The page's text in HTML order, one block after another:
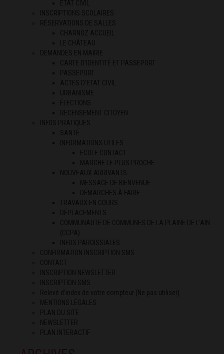
ÉTAT CIVIL
INSCRIPTIONS SCOLAIRES
RÉSERVATIONS DE SALLES
CHARNOZ ACCUEIL
LE CHÂTEAU
DEMANDES EN MAIRIE
CARTE D’IDENTITÉ ET PASSEPORT
PASSEPORT
ACTES D’ETAT CIVIL
URBANISME
ÉLECTIONS
RECENSEMENT CITOYEN
INFOS PRATIQUES
SANTÉ
INFORMATIONS UTILES
ECOLE CONTACT
MARCHE LE PLUS PROCHE
NOUVEAUX ARRIVANTS
MESSAGE DE BIENVENUE
DÉMARCHES À FAIRE
TRAVAUX EN COURS
DÉPLACEMENTS
COMMUNAUTE DE COMMUNES DE LA PLAINE DE L’AIN
(CCPA)
INFOS PAROISSIALES
CONFIRMATION INSCRIPTION SMS
CONTACT
INSCRIPTION NEWSLETTER
INSCRIPTION SMS
Relevé d’index de votre compteur (Ne pas utiliser)
MENTIONS LÉGALES
PLAN DU SITE
NEWSLETTER
PLAN INTERACTIF